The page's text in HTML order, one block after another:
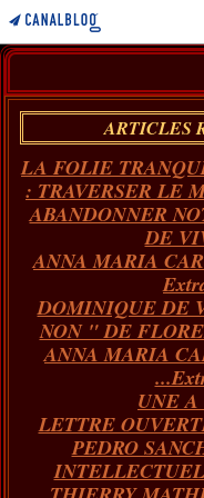
ARTICLES
LA FOLIE
: TRAVERSER LE
ABANDONNER
DE
ANNA MARIA
DOMINIQUE DE
NON " DE
ANNA MARIA
UNE
LETTRE
PEDRO